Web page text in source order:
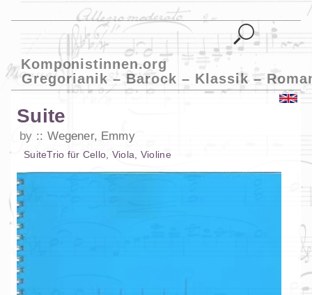
Komponistinnen.org
Gregorianik – Barock – Klassik –
Suite
by Wegener, Emmy
SuiteTrio für Cello Viola Violine